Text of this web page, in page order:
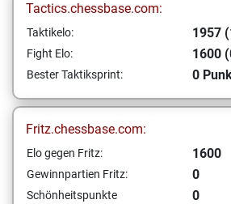
Tactics.chessbase.com:
Taktikelo: 1957
Fight Elo: 1600
Bester Taktiksprint: 0
Fritz.chessbase.com:
Elo gegen Fritz: 1600
Gewinnpartien Fritz: 0
Schönheitspunkte
0